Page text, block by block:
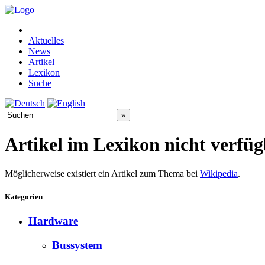
Aktuelles
News
Artikel
Lexikon
Suche
Artikel im Lexikon nicht
Möglicherweise existiert ein Artikel zum Thema bei Wikipedia.
Kategorien
Hardware
Bussystem